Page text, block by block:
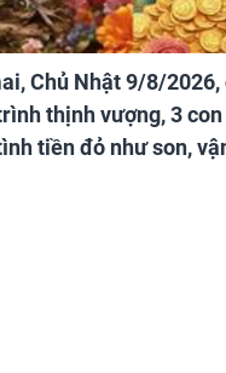
Chủ Nhật 9/8/2026,
thịnh vượng, 3
tiền đỏ như son,